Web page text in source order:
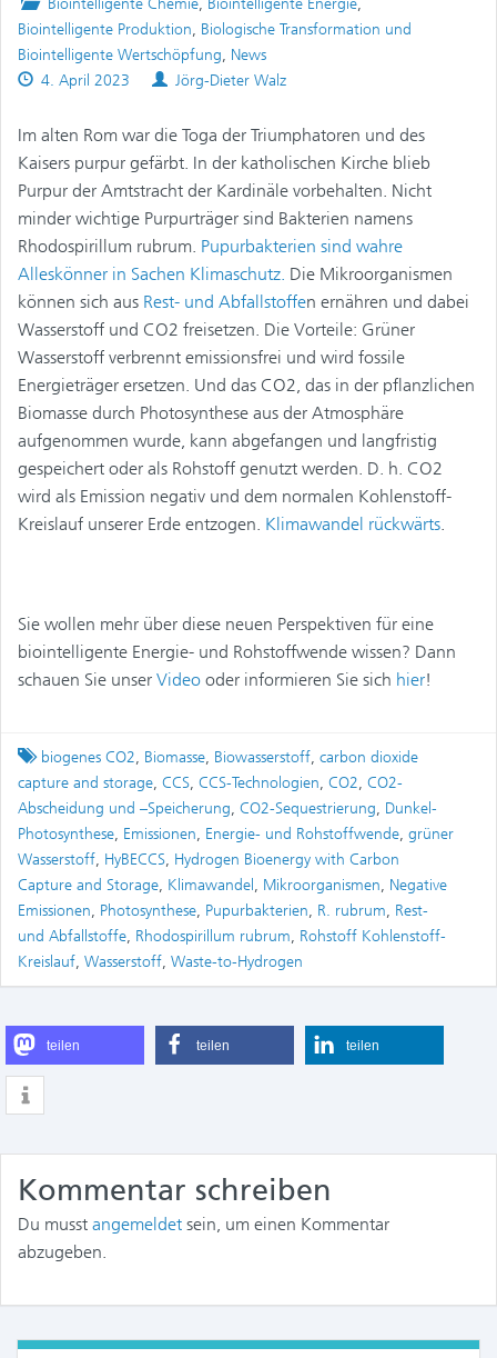
in
Biointelligente Chemie, Biointelligente Energie,
Biointelligente Produktion, Biologische Transformation und
Biointelligente Wertschöpfung, News
Published
4. April 2023 Authors
Jörg-Dieter Walz
Im alten Rom war die Toga der Triumphatoren und des
Kaisers purpur gefärbt. In der katholischen Kirche blieb
Purpur der Amtstracht der Kardinäle vorbehalten. Nicht
minder wichtige Purpurträger sind Bakterien namens
Rhodospirillum rubrum. Pupurbakterien sind wahre
Alleskönner in Sachen Klimaschutz. Die Mikroorganismen
können sich aus Rest- und Abfallstoffen ernähren und dabei
Wasserstoff und CO2 freisetzen. Die Vorteile: Grüner
Wasserstoff verbrennt emissionsfrei und wird fossile
Energieträger ersetzen. Und das CO2, das in der pflanzlichen
Biomasse durch Photosynthese aus der Atmosphäre
aufgenommen wurde, kann abgefangen und langfristig
gespeichert oder als Rohstoff genutzt werden. D. h. CO2
wird als Emission negativ und dem normalen Kohlenstoff-
Kreislauf unserer Erde entzogen. Klimawandel rückwärts.
Sie wollen mehr über diese neuen Perspektiven für eine
biointelligente Energie- und Rohstoffwende wissen? Dann
schauen Sie unser Video oder informieren Sie sich hier!
Tagged
biogenes CO2, Biomasse, Biowasserstoff, carbon dioxide
capture and storage, CCS, CCS-Technologien, CO2, CO2-
Abscheidung und –Speicherung, CO2-Sequestrierung, Dunkel-
Photosynthese, Emissionen, Energie- und Rohstoffwende, grüner
Wasserstoff, HyBECCS, Hydrogen Bioenergy with Carbon
Capture and Storage, Klimawandel , Mikroorganismen, Negative
Emissionen, Photosynthese, Pupurbakterien, R. rubrum, Rest-
und Abfallstoffe, Rhodospirillum rubrum, Rohstoff Kohlenstoff-
Kreislauf, Wasserstoff, Waste-to-Hydrogen
teilen teilen teilen
Kommentar schreiben
Du musst angemeldet sein, um einen Kommentar
abzugeben.